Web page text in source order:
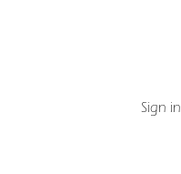
Sign in